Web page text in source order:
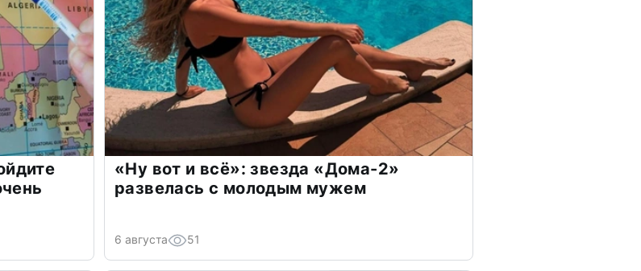
«Ну вот и всё»: звезда «Дома-2»
развелась с молодым мужем
6 августа 51